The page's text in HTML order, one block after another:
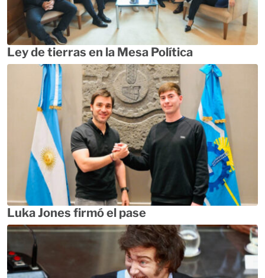
Ley de tierras en la Mesa Política
Luka Jones firmó el pase